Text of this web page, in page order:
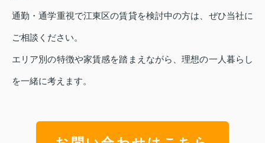
通勤・通学重視で江東区の賃貸を検討中の方は、ぜひ当社に
ご相談ください。
エリア別の特徴や家賃感を踏まえながら、理想の一人暮らし
を一緒に考えます。